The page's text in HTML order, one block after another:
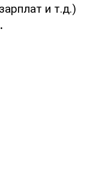
и т.д.)